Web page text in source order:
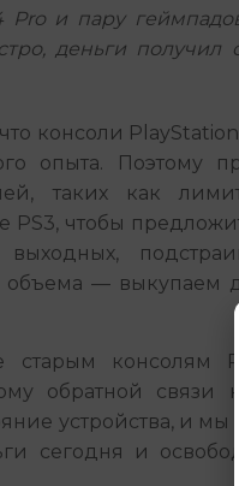
Pro и пару
деньги
консоли PlayStation
опыта. Поэтому
таких как
PS3, чтобы
объема — выкупаем
старым консолям
обратной связи
устройства, и мы
сегодня и